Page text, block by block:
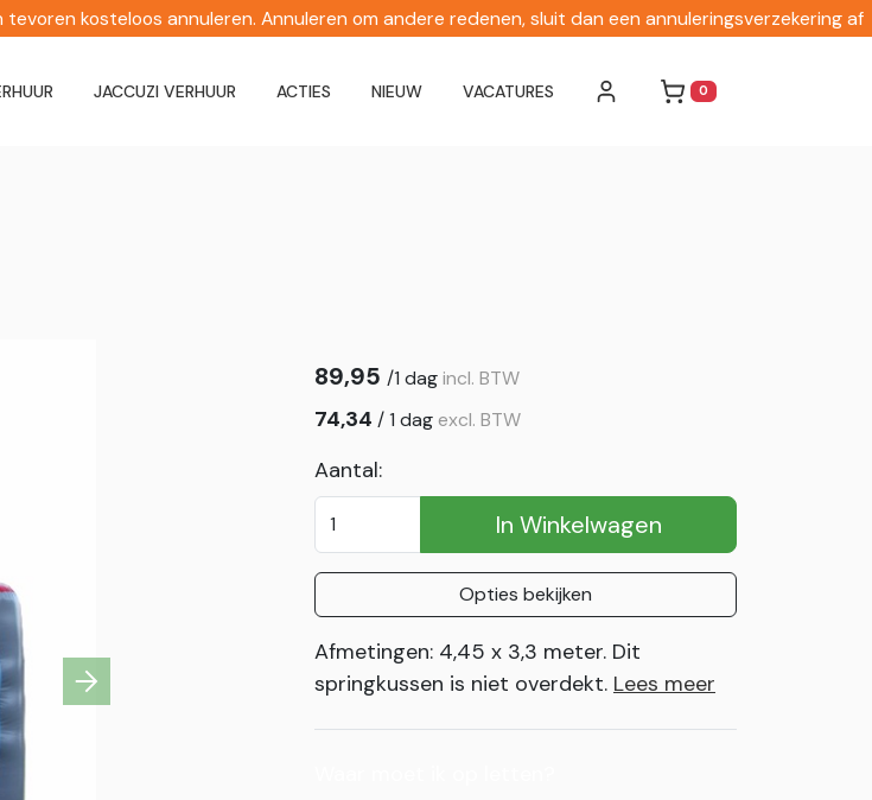
kosteloos annuleren. Annuleren om andere redenen, sluit dan een annuleringsverzekering af
JACCUZI VERHUUR ACTIES NIEUW VACATURES WINKELWAGEN
0
Next
89,95 /1 dagincl. BTW
74,34 /1 dag excl. BTW
Aantal:
In Winkelwagen
Opties bekijken
Afmetingen: 4,45 x 3,3 meter. Dit
springkussen is niet overdekt. Lees meer